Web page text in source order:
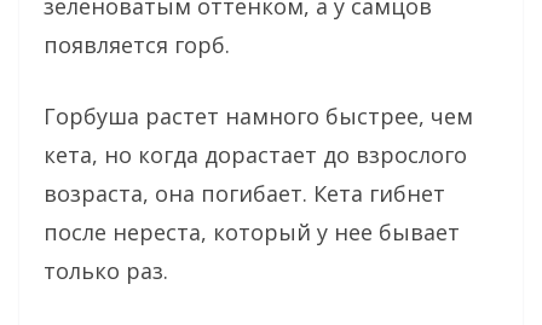
зеленоватым оттенком, а у самцов
появляется горб.
Горбуша растет намного быстрее, чем
кета, но когда дорастает до взрослого
возраста, она погибает. Кета гибнет
после нереста, который у нее бывает
только раз.